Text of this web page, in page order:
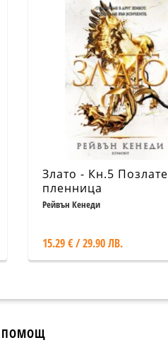
Злато - Кн.5
пленница
Рейвън Кенеди
15.29 € / 29.90 ЛВ.
ПОМОЩ